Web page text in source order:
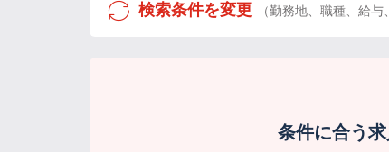
検索条件を変更 （勤務地、職種、給
条件に合う求